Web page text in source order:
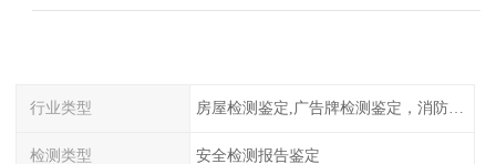
行业类型 房屋检测鉴定,广告牌检测鉴定，消防检测
检测类型 安全检测报告鉴定